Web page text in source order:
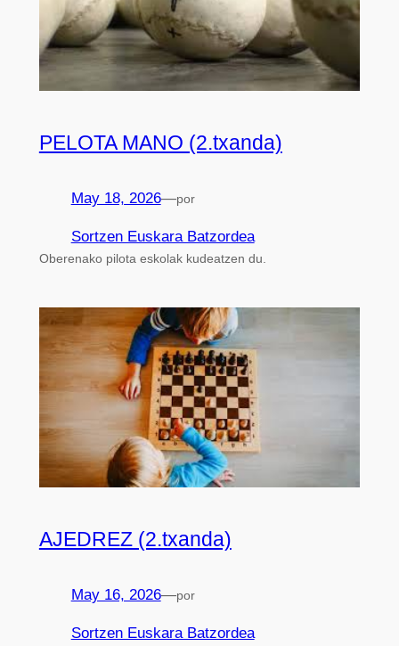
PELOTA MANO (2.txanda)
May 18, 2026—por
Sortzen Euskara Batzordea
Oberenako pilota eskolak kudeatzen du.
AJEDREZ (2.txanda)
May 16, 2026—por
Sortzen Euskara Batzordea